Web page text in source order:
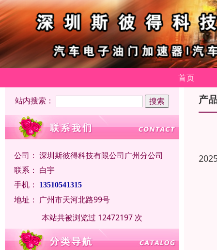
首页
站内搜索：
公司： 深圳斯彼得科技有限公司广州分公司
联系： 白宇
手机：
13510541315
地址： 广州市天河北路99号
本站共被浏览过 12472197 次
产